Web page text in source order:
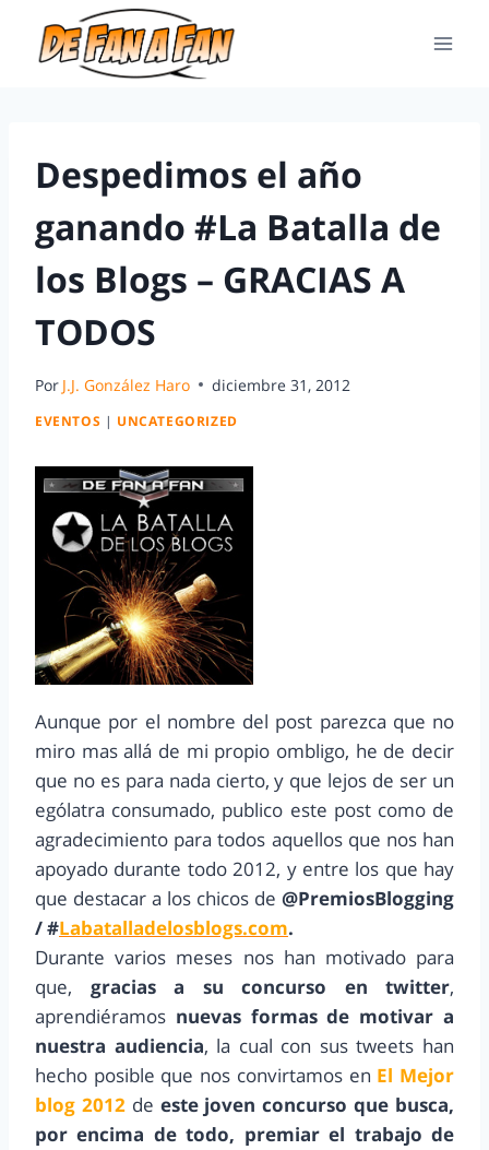
Despedimos el año
ganando #La Batalla de
los Blogs – GRACIAS A
TODOS
Por J.J. González Haro diciembre 31, 2012
EVENTOS | UNCATEGORIZED
Aunque por el nombre del post parezca que no
miro mas allá de mi propio ombligo, he de decir
que no es para nada cierto, y que lejos de ser un
ególatra consumado, publico este post como de
agradecimiento para todos aquellos que nos han
apoyado durante todo 2012, y entre los que hay
que destacar a los chicos de @PremiosBlogging
/ #Labatalladelosblogs.com.
Durante varios meses nos han motivado para
que, gracias a su concurso en twitter,
aprendiéramos nuevas formas de motivar a
nuestra audiencia, la cual con sus tweets han
hecho posible que nos convirtamos en El Mejor
blog 2012de este joven concurso que busca,
por encima de todo, premiar el trabajo de